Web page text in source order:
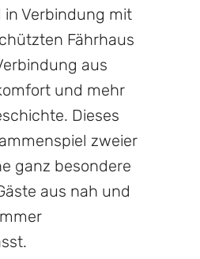
Verbindung mit
Fährhaus
aus
und mehr
Dieses
zweier
ganz besondere
aus nah und